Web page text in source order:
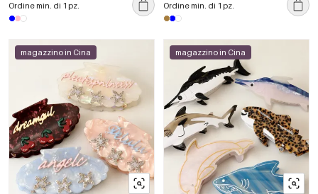
Ordine min. di 1 pz. Ordine min. di 1 pz.
magazzino in Cina magazzino in Cina